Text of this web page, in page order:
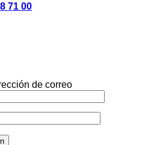
71 00
de correo